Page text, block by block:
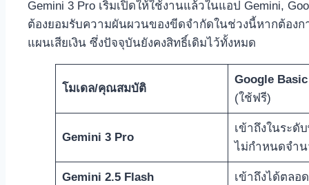
Gemini 3 Pro เริ่มเปิดให้ใช้งานแล้วในแอป Gemini,
ต้องยอมรับความผันผวนของขีดจำกัดในช่วงนี้หากต้องก
แผนเสียเงิน ซึ่งปัจจุบันยังคงสิทธิ์เดิมไว้ทั้งหมด
โมเดล/คุณสมบัติ
Google Basic
(ใช้ฟรี)
Gemini 3 Pro
เข้าถึงในระดั
ไม่กำหนดจำ
Gemini 2.5 Flash เข้าถึงได้ตลอด